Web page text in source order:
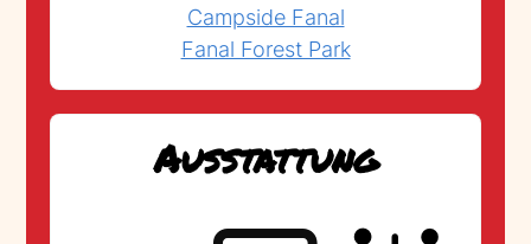
Campside Fanal
Fanal Forest Park
Ausstattung